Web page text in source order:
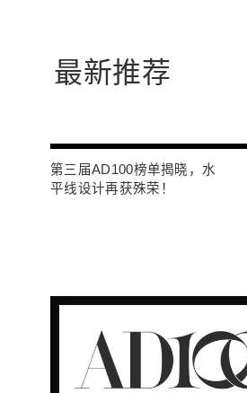
最新推荐
第三届AD100榜单揭晓，水
平线设计再获殊荣！